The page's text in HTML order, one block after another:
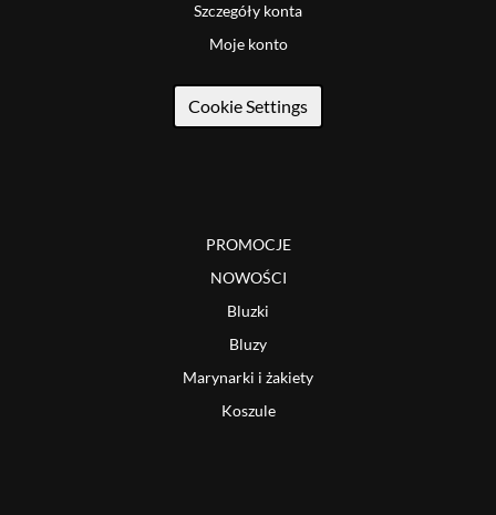
Szczegóły konta
Moje konto
Cookie Settings
PROMOCJE
NOWOŚCI
Bluzki
Bluzy
Marynarki i żakiety
Koszule